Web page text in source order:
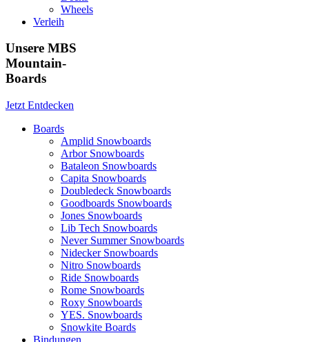
Wheels
Verleih
Unsere MBS
Mountain-
Boards
Jetzt Entdecken
Boards
Amplid Snowboards
Arbor Snowboards
Bataleon Snowboards
Capita Snowboards
Doubledeck Snowboards
Goodboards Snowboards
Jones Snowboards
Lib Tech Snowboards
Never Summer Snowboards
Nidecker Snowboards
Nitro Snowboards
Ride Snowboards
Rome Snowboards
Roxy Snowboards
YES. Snowboards
Snowkite Boards
Bindungen